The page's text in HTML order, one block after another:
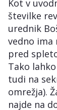
Kot v
številke
urednik
vedno
pred
Tako
tudi na
omrežja).
najde na